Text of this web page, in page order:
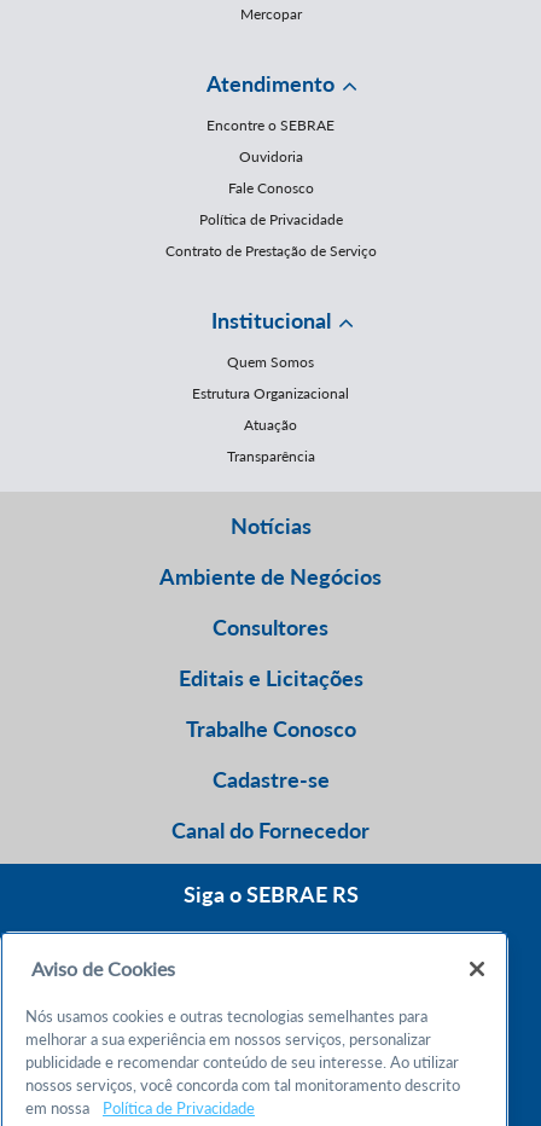
Mercopar
Atendimento
Encontre o SEBRAE
Ouvidoria
Fale Conosco
Política de Privacidade
Contrato de Prestação de Serviço
Institucional
Quem Somos
Estrutura Organizacional
Atuação
Transparência
Notícias
Ambiente de Negócios
Consultores
Editais e Licitações
Trabalhe Conosco
Cadastre-se
Canal do Fornecedor
Siga o SEBRAE RS
Atendimento 24h
Chame no WhatsApp
Aviso de Cookies
Nós usamos cookies e outras tecnologias semelhantes para
melhorar a sua experiência em nossos serviços, personalizar
publicidade e recomendar conteúdo de seu interesse. Ao utilizar
nossos serviços, você concorda com tal monitoramento descrito
em nossa
Política de Privacidade